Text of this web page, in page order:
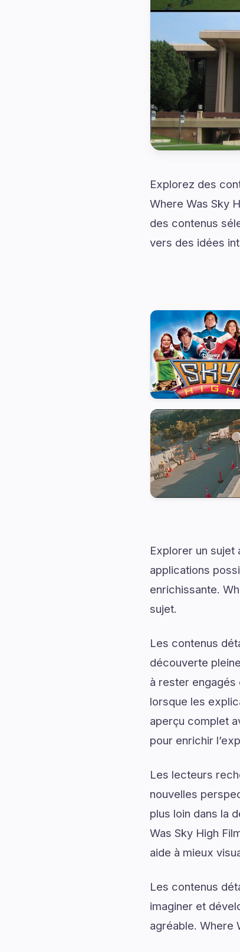
Explorez des
Where Was Sky
des contenus
vers des idées
Explorer un
applications
enrichissante.
sujet.
Les contenus
découverte
à rester engagés
lorsque les
aperçu complet
pour enrichir
Les lecteurs
nouvelles
plus loin dans la
Was Sky High
aide à mieux
Les contenus
imaginer et
agréable. Where